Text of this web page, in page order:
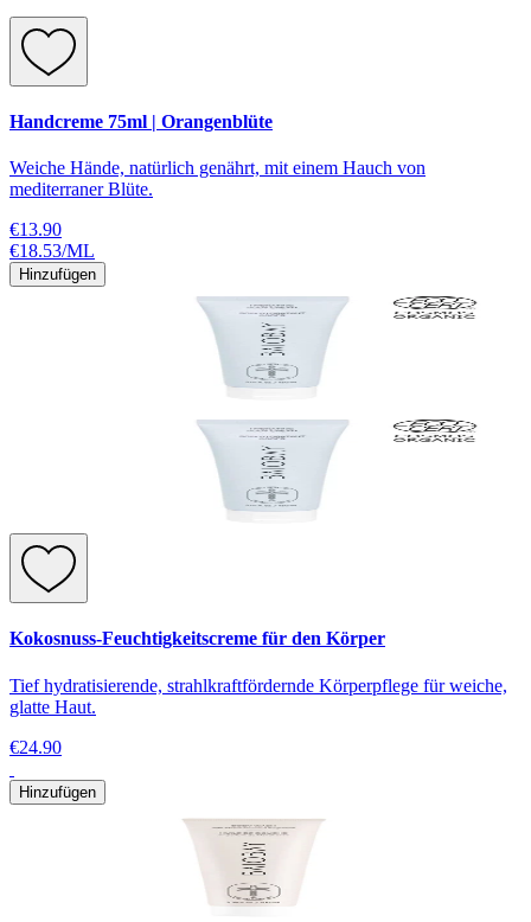
Handcreme 75ml | Orangenblüte
Weiche Hände, natürlich genährt, mit einem Hauch von
mediterraner Blüte.
€13.90
€18.53/ML
Hinzufügen
Kokosnuss-Feuchtigkeitscreme für den Körper
Tief hydratisierende, strahlkraftfördernde Körperpflege für weiche,
glatte Haut.
€24.90
Hinzufügen